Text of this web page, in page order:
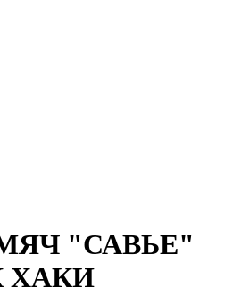
"САВЬЕ"
ХАКИ